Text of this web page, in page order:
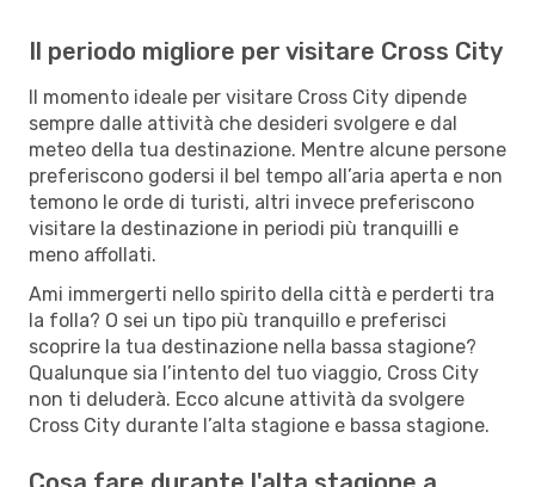
Il periodo migliore per visitare Cross City
Il momento ideale per visitare Cross City dipende
sempre dalle attività che desideri svolgere e dal
meteo della tua destinazione. Mentre alcune persone
preferiscono godersi il bel tempo all’aria aperta e non
temono le orde di turisti, altri invece preferiscono
visitare la destinazione in periodi più tranquilli e
meno affollati.
Ami immergerti nello spirito della città e perderti tra
la folla? O sei un tipo più tranquillo e preferisci
scoprire la tua destinazione nella bassa stagione?
Qualunque sia l’intento del tuo viaggio, Cross City
non ti deluderà. Ecco alcune attività da svolgere
Cross City durante l’alta stagione e bassa stagione.